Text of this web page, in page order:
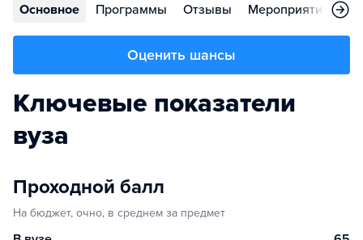
Основное Программы Отзывы Мероприятия
Оценить шансы
Ключевые показатели
вуза
Проходной балл
На бюджет, очно, в среднем за предмет